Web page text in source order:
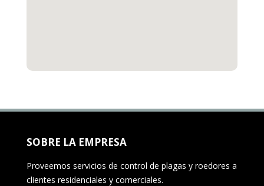
SOBRE LA EMPRESA
Proveemos servicios de control de plagas y roedores a
clientes residenciales y comerciales.